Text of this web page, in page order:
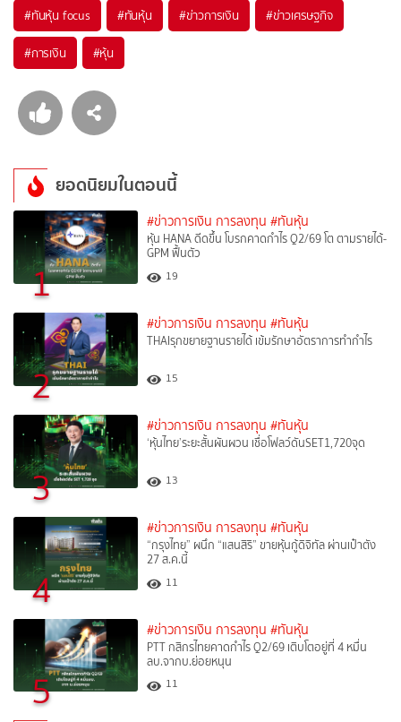
#ทันหุ้น focus #ทันหุ้น #ข่าวการเงิน #ข่าวเศรษฐกิจ
#การเงิน #หุ้น
ยอดนิยมในตอนนี้
1
#ข่าวการเงิน การลงทุน #ทันหุ้น
หุ้น HANA ดีดขึ้น โบรกคาดกำไร Q2/69 โต ตามรายได้-
GPM ฟื้นตัว
19
2
#ข่าวการเงิน การลงทุน #ทันหุ้น
THAIรุกขยายฐานรายได้ เข้มรักษาอัตราการทำกำไร
15
3
#ข่าวการเงิน การลงทุน #ทันหุ้น
‘หุ้นไทย’ระยะสั้นผันผวน เชื่อโฟลว์ดันSET1,720จุด
13
4
#ข่าวการเงิน การลงทุน #ทันหุ้น
“กรุงไทย” ผนึก “แสนสิริ” ขายหุ้นกู้ดิจิทัล ผ่านเป๋าตัง
27 ส.ค.นี้
11
5
#ข่าวการเงิน การลงทุน #ทันหุ้น
PTT กสิกรไทยคาดกำไร Q2/69 เติบโตอยู่ที่ 4 หมื่น
ลบ.จากบ.ย่อยหนุน
11